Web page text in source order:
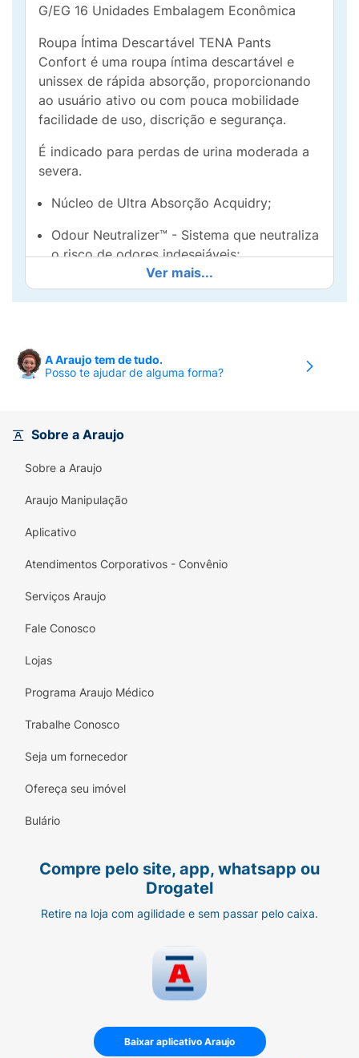
G/EG 16 Unidades Embalagem Econômica
Roupa Íntima Descartável TENA Pants
Confort é uma roupa íntima descartável e
unissex de rápida absorção, proporcionando
ao usuário ativo ou com pouca mobilidade
facilidade de uso, discrição e segurança.
É indicado para perdas de urina moderada a
severa.
Núcleo de Ultra Absorção Acquidry;
Odour Neutralizer™ - Sistema que neutraliza
o risco de odores indesejáveis;
Material Macio - suave ao contato com a
pele;
permitindo uma adaptação perfeita ao
corpo;
conforto e segurança contra vazamentos;
Costuras laterais removíveis para retirar o
produto com maior facilidade
Ver mais...
A Araujo tem de tudo.
Posso te ajudar de alguma forma?
Sobre a Araujo
Sobre a Araujo
Araujo Manipulação
Aplicativo
Atendimentos Corporativos - Convênio
Serviços Araujo
Fale Conosco
Lojas
Programa Araujo Médico
Trabalhe Conosco
Seja um fornecedor
Ofereça seu imóvel
Bulário
Compre pelo site, app, whatsapp ou
Drogatel
Retire na loja com agilidade e sem passar pelo caixa.
Baixar aplicativo Araujo